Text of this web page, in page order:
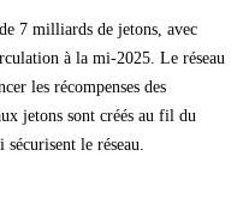
7 milliards de jetons, avec
à la mi-2025. Le réseau
les récompenses des
jetons sont créés au fil du
le réseau.